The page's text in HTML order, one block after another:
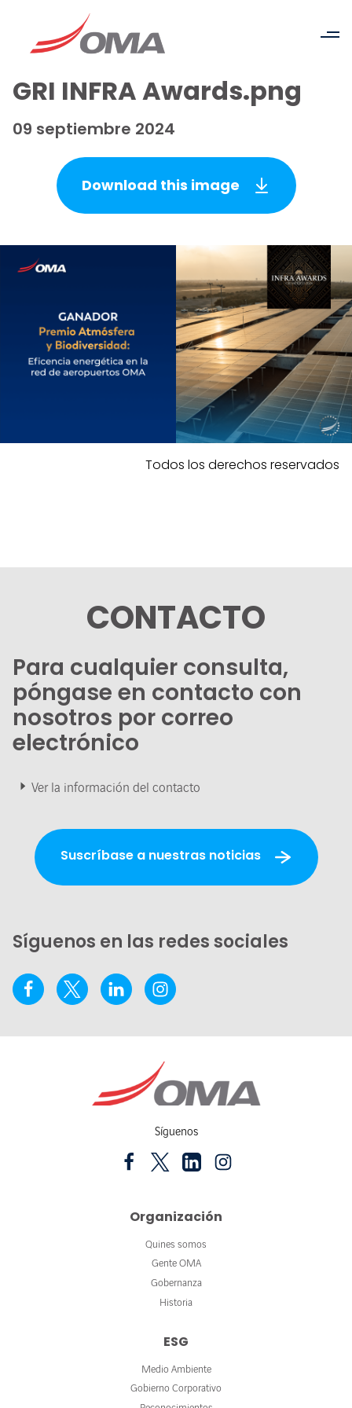
GRI INFRA Awards.png
09 septiembre 2024
Download this image
Todos los derechos reservados
CONTACTO
Para cualquier consulta,
póngase en contacto con
nosotros por correo
electrónico
Ver la información del contacto
Suscríbase a nuestras noticias
Síguenos en las redes sociales
Síguenos
Organización
Quines somos
Gente OMA
Gobernanza
Historia
ESG
Medio Ambiente
Gobierno Corporativo